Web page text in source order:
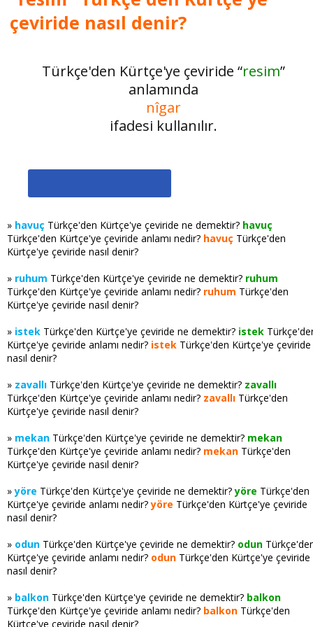
çeviride nasıl denir?
Türkçe'den Kürtçe'ye çeviride “resim”
anlamında
nîgar
ifadesi kullanılır.
» havuç Türkçe'den Kürtçe'ye çeviride ne demektir? havuç
Türkçe'den Kürtçe'ye çeviride anlamı nedir? havuç Türkçe'den
Kürtçe'ye çeviride nasıl denir?
» ruhum Türkçe'den Kürtçe'ye çeviride ne demektir? ruhum
Türkçe'den Kürtçe'ye çeviride anlamı nedir? ruhum Türkçe'den
Kürtçe'ye çeviride nasıl denir?
» istek Türkçe'den Kürtçe'ye çeviride ne demektir? istek
Kürtçe'ye çeviride anlamı nedir? istek Türkçe'den Kürtçe'ye çeviride
nasıl denir?
» zavallı Türkçe'den Kürtçe'ye çeviride ne demektir? zavallı
Türkçe'den Kürtçe'ye çeviride anlamı nedir? zavallı Türkçe'den
Kürtçe'ye çeviride nasıl denir?
» mekan Türkçe'den Kürtçe'ye çeviride ne demektir? mekan
Türkçe'den Kürtçe'ye çeviride anlamı nedir? mekan Türkçe'den
Kürtçe'ye çeviride nasıl denir?
»yöre Türkçe'den Kürtçe'ye çeviride ne demektir?yöre Türkçe'den
Kürtçe'ye çeviride anlamı nedir?yöre Türkçe'den Kürtçe'ye çeviride
nasıl denir?
» odun Türkçe'den Kürtçe'ye çeviride ne demektir? odun
Kürtçe'ye çeviride anlamı nedir? odun Türkçe'den Kürtçe'ye çeviride
nasıl denir?
» balkon Türkçe'den Kürtçe'ye çeviride ne demektir? balkon
Türkçe'den Kürtçe'ye çeviride anlamı nedir? balkon Türkçe'den
Kürtçe'ye çeviride nasıl denir?